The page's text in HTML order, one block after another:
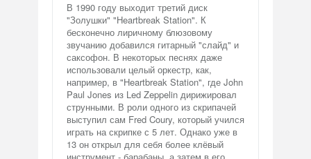
В 1990 году выходит третий диск
"Золушки" "Heartbreak Station". К
бесконечно лиричному блюзовому
звучанию добавился гитарный "слайд" и
саксофон. В некоторых песнях даже
использовали целый оркестр, как,
например, в "Heartbreak Station", где John
Paul Jones из Led Zeppelin дирижировал
струнными. В роли одного из скрипачей
выступил сам Fred Coury, который учился
играть на скрипке с 5 лет. Однако уже в
13 он открыл для себя более клёвый